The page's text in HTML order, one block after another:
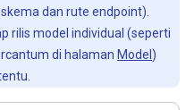
dan rute endpoint).
rilis model individual (seperti
di halaman Model )